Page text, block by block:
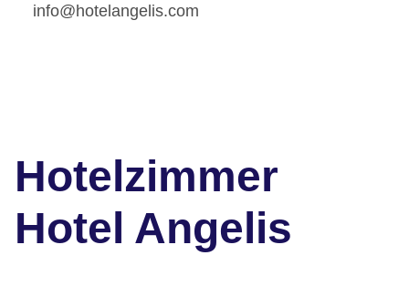
info@hotelangelis.com
Hotelzimmer
Hotel Angelis